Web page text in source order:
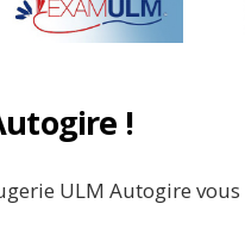
!
ULM Autogire